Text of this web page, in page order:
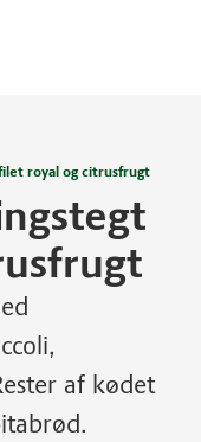
royal og citrusfrugt
af kødet